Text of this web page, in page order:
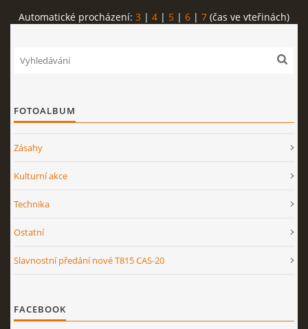
Automatické procházení: 3 | 4 | 5 | 6 | 7 (čas ve vteřinách)
FOTOALBUM
Zásahy
Kulturní akce
Technika
Ostatní
Slavnostní předání nové T815 CAS-20
FACEBOOK